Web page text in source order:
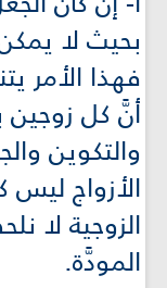
بحيث لا
فهذا الأمر
أنَّ كل زوجين
والتكوين
الأزواج
الزوجية لا
المودَّة.